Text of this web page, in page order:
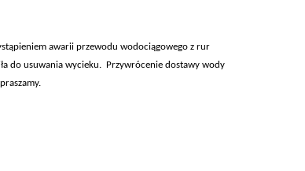
awarii przewodu wodociągowego z rur
do usuwania wycieku. Przywrócenie dostawy wody